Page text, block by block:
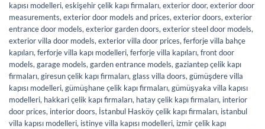
kapısı modelleri, eskişehir çelik kapı firmaları, exterior door, exterior door
measurements, exterior door models and prices, exterior doors, exterior
entrance door models, exterior garden doors, exterior steel door models,
exterior villa door models, exterior villa door prices, ferforje villa bahçe
kapıları, ferforje villa kapı modelleri, ferforje villa kapıları, front door
models, garage models, garden entrance models, gaziantep çelik kapı
firmaları, giresun çelik kapı firmaları, glass villa doors, gümüşdere villa
kapısı modelleri, gümüşhane çelik kapı firmaları, gümüşyaka villa kapısı
modelleri, hakkari çelik kapı firmaları, hatay çelik kapı firmaları, interior
door prices, interior doors, İstanbul Hasköy çelik kapı firmaları, istanbul
villa kapısı modelleri, istinye villa kapısı modelleri, izmir çelik kapı